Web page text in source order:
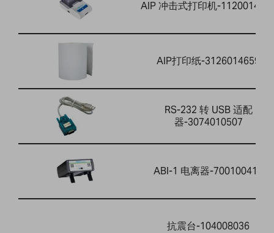
AIP 冲击式打印机-
AIP打印纸-3126014659
RS-232 转 USB 适配
器-3074010507
ABI-1 电离器-700100410
抗震台-104008036